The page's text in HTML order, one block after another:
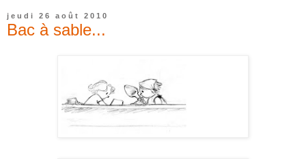
jeudi 26 août 2010
Bac à sable...